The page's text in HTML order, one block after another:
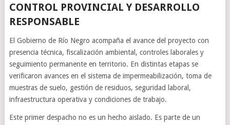
CONTROL PROVINCIAL Y DESARROLLO
RESPONSABLE
El Gobierno de Río Negro acompaña el avance del proyecto con
presencia técnica, fiscalización ambiental, controles laborales y
seguimiento permanente en territorio. En distintas etapas se
verificaron avances en el sistema de impermeabilización, toma de
muestras de suelo, gestión de residuos, seguridad laboral,
infraestructura operativa y condiciones de trabajo.
Este primer despacho no es un hecho aislado. Es parte de un